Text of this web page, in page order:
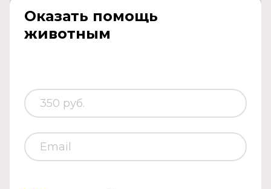
Оказать помощь
животным